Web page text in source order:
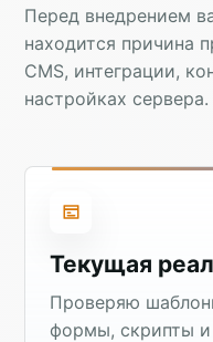
Перед внедрением
находится причина
CMS, интеграции,
настройках сервера.
Текущая
Проверяю
формы, скрипты и